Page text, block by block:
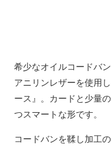
希少なオイルコードバ
アニリンレザーを使用
ース』。カードと少量
つスマートな形です。
コードバンを鞣し加工